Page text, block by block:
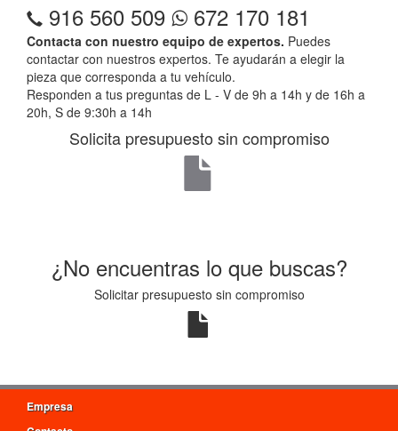
916 560 509 672 170 181
Contacta con nuestro equipo de expertos. Puedes
contactar con nuestros expertos. Te ayudarán a elegir la
pieza que corresponda a tu vehículo.
Responden a tus preguntas de L - V de 9h a 14h y de 16h a
20h, S de 9:30h a 14h
Solicita presupuesto sin compromiso
¿No encuentras lo que buscas?
Solicitar presupuesto sin compromiso
Empresa